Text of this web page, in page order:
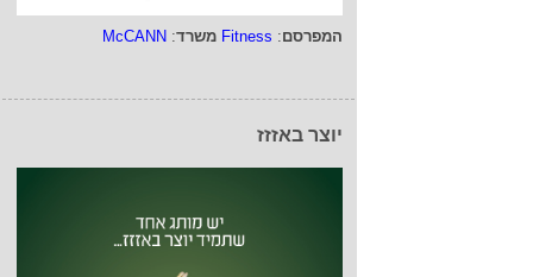
המפרסם:
Fitness משרד:
McCANN
יוצר באזזז